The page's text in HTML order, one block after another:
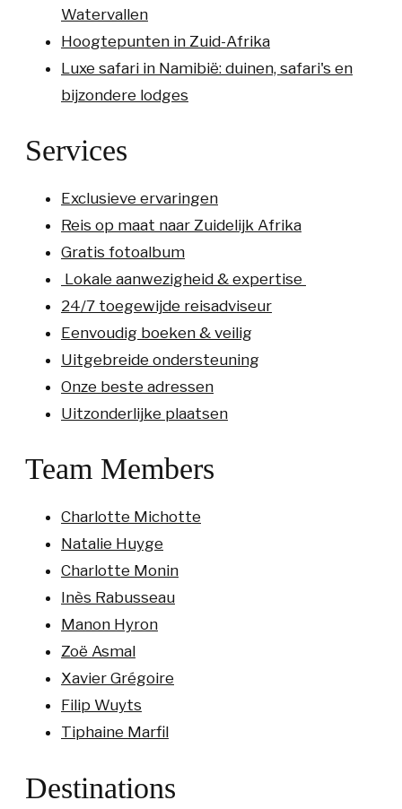
Watervallen
Hoogtepunten in Zuid-Afrika
Luxe safari in Namibië: duinen, safari's en
bijzondere lodges
Services
Exclusieve ervaringen
Reis op maat naar Zuidelijk Afrika
Gratis fotoalbum
Lokale aanwezigheid & expertise
24/7 toegewijde reisadviseur
Eenvoudig boeken & veilig
Uitgebreide ondersteuning
Onze beste adressen
Uitzonderlijke plaatsen
Team Members
Charlotte Michotte
Natalie Huyge
Charlotte Monin
Inès Rabusseau
Manon Hyron
Zoë Asmal
Xavier Grégoire
Filip Wuyts
Tiphaine Marfil
Destinations